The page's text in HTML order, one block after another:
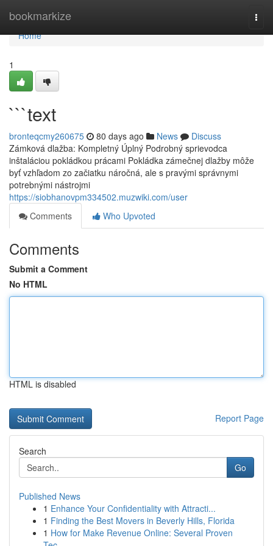
bookmarkize
Home
Home
1
```text
bronteqcmy260675 80 days ago News
Discuss
Zámková dlažba: Kompletný Úplný Podrobný sprievodca
inštaláciou pokládkou prácami Pokládka zámečnej dlažby môže
byť vzhľadom zo začiatku náročná, ale s pravými správnymi
potrebnými nástrojmi
https://siobhanovpm334502.muzwiki.com/user
Comments
Who Upvoted
Comments
Submit a Comment
No HTML
HTML is disabled
Report Page
Search
Go
Published News
1 Enhance Your Confidentiality with Attracti...
1 Finding the Best Movers in Beverly Hills, Florida
1 How for Make Revenue Online: Several Proven